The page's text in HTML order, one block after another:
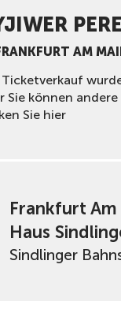
AM
Ticketverkauf
Sie können
Sie hier
Frankfurt Am
Haus
Sindlinger